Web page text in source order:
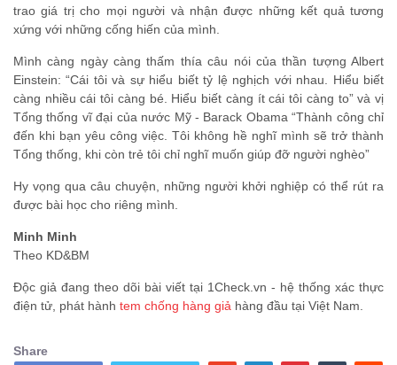
trao giá trị cho mọi người và nhận được những kết quả tương
xứng với những cống hiến của mình.
Mình càng ngày càng thấm thía câu nói của thần tượng Albert
Einstein: “Cái tôi và sự hiểu biết tỷ lệ nghịch với nhau. Hiểu biết
càng nhiều cái tôi càng bé. Hiểu biết càng ít cái tôi càng to” và vị
Tổng thống vĩ đại của nước Mỹ - Barack Obama “Thành công chỉ
đến khi bạn yêu công việc. Tôi không hề nghĩ mình sẽ trở thành
Tổng thống, khi còn trẻ tôi chỉ nghĩ muốn giúp đỡ người nghèo”
Hy vọng qua câu chuyện, những người khởi nghiệp có thể rút ra
được bài học cho riêng mình.
Minh Minh
Theo KD&BM
Độc giả đang theo dõi bài viết tại 1Check.vn - hệ thống xác thực
điện tử, phát hành tem chống hàng giả hàng đầu tại Việt Nam.
Share